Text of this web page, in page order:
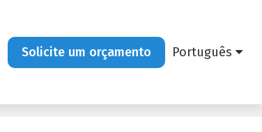
Solicite um orçamento Português